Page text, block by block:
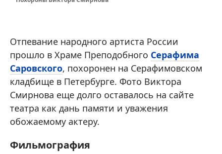
Отпевание народного артиста России
прошло в Храме Преподобного Серафима
Саровского, похоронен на Серафимовском
кладбище в Петербурге. Фото Виктора
Смирнова еще долго оставалось на сайте
театра как дань памяти и уважения
обожаемому актеру.
Фильмография